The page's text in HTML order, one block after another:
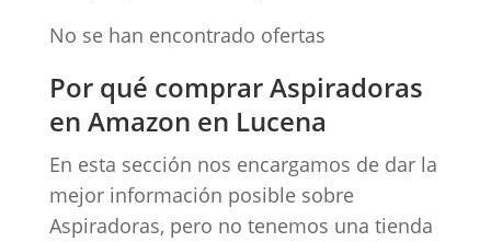
No se han encontrado ofertas
Por qué comprar Aspiradoras
en Amazon en Lucena
En esta sección nos encargamos de dar la
mejor información posible sobre
Aspiradoras, pero no tenemos una tienda